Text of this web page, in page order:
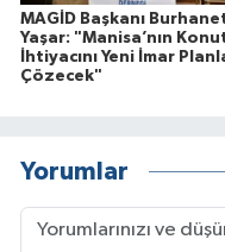
MAGİD Başkanı
Yaşar: "Manisa’nın
İhtiyacını Yeni İmar
Çözecek"
Yorumlar